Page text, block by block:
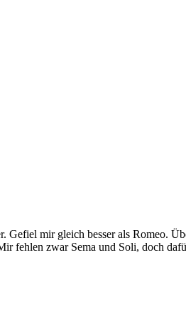
Gefiel mir gleich besser als Romeo.
fehlen zwar Sema und Soli, doch